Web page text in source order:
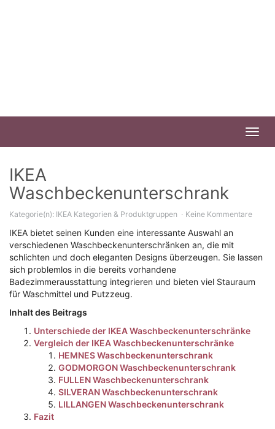
IKEA
Waschbeckenunterschrank
Kategorie(n): IKEA Kategorien & Produktgruppen Keine Kommentare
IKEA bietet seinen Kunden eine interessante Auswahl an
verschiedenen Waschbeckenunterschränken an, die mit
schlichten und doch eleganten Designs überzeugen. Sie lassen
sich problemlos in die bereits vorhandene
Badezimmerausstattung integrieren und bieten viel Stauraum
für Waschmittel und Putzzeug.
Inhalt des Beitrags
Unterschiede der IKEA Waschbeckenunterschränke
Vergleich der IKEA Waschbeckenunterschränke
HEMNES Waschbeckenunterschrank
GODMORGON Waschbeckenunterschrank
FULLEN Waschbeckenunterschrank
SILVERAN Waschbeckenunterschrank
LILLANGEN Waschbeckenunterschrank
Fazit